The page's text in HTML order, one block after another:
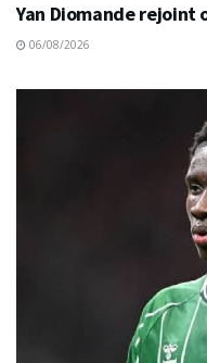
Yan Diomande
06/08/2026